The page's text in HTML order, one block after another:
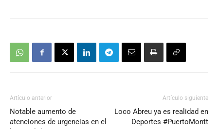
Artículo anterior
Notable aumento de
atenciones de urgencias en el
Artículo siguiente
Loco Abreu ya es realidad en
Deportes #PuertoMontt